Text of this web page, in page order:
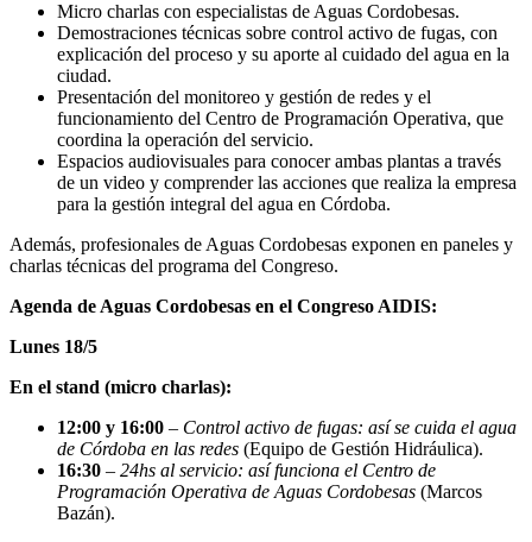
Micro charlas con especialistas de Aguas Cordobesas.
Demostraciones técnicas sobre control activo de fugas, con
explicación del proceso y su aporte al cuidado del agua en la
ciudad.
Presentación del monitoreo y gestión de redes y el
funcionamiento del Centro de Programación Operativa, que
coordina la operación del servicio.
Espacios audiovisuales para conocer ambas plantas a través
de un video y comprender las acciones que realiza la empresa
para la gestión integral del agua en Córdoba.
Además, profesionales de Aguas Cordobesas exponen en paneles y
charlas técnicas del programa del Congreso.
Agenda de Aguas Cordobesas en el Congreso AIDIS:
Lunes 18/5
En el stand (micro charlas):
12:00 y 16:00 – Control activo de fugas: así se cuida el agua
de Córdoba en las redes (Equipo de Gestión Hidráulica).
16:30 – 24hs al servicio: así funciona el Centro de
Programación Operativa de Aguas Cordobesas (Marcos
Bazán).